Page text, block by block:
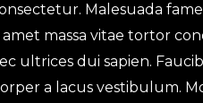
Malesuada
amet massa vitae tortor
ultrices dui sapien.
a lacus vestibulum.